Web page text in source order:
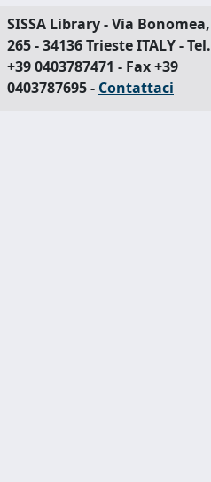
SISSA Library - Via Bonomea,
265 - 34136 Trieste ITALY - Tel.
+39 0403787471 - Fax +39
0403787695 - Contattaci